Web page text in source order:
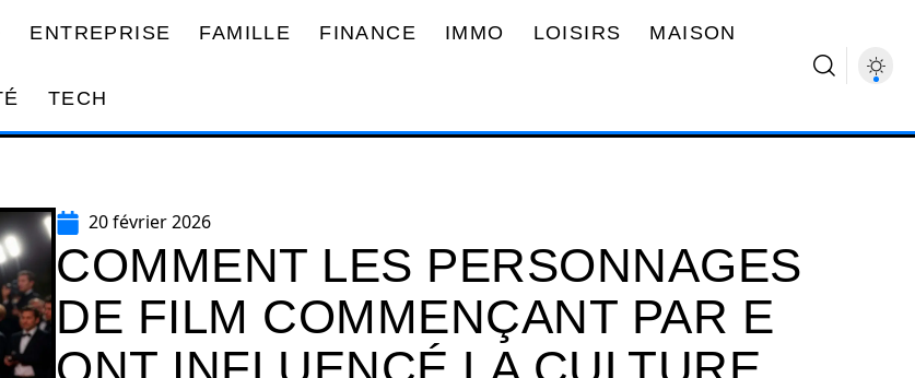
ENTREPRISE FAMILLE FINANCE IMMO LOISIRS MAISON
TECH
20 février 2026
COMMENT LES PERSONNAGES
DE FILM COMMENÇANT PAR E